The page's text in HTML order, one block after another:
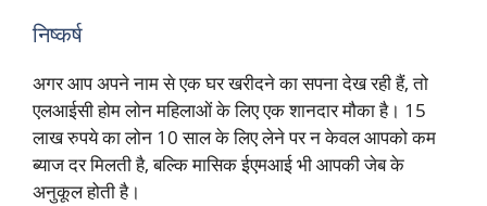
निष्कर्ष
अगर आप अपने नाम से एक घर खरीदने का सपना देख रही हैं, तो
एलआईसी होम लोन महिलाओं के लिए एक शानदार मौका है। 15
लाख रुपये का लोन 10 साल के लिए लेने पर न केवल आपको कम
ब्याज दर मिलती है, बल्कि मासिक ईएमआई भी आपकी जेब के
अनुकूल होती है।